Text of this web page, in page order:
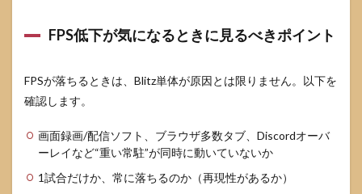
FPS低下が気になるときに見るべきポイント
FPSが落ちるときは、Blitz単体が原因とは限りません。以下を
確認します。
画面録画/配信ソフト、ブラウザ多数タブ、Discordオーバ
ーレイなど“重い常駐”が同時に動いていないか
1試合だけか、常に落ちるのか（再現性があるか）